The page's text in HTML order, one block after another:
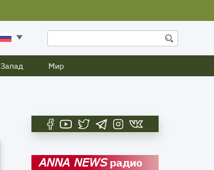
Запад Мир
ANNA NEWSрадио